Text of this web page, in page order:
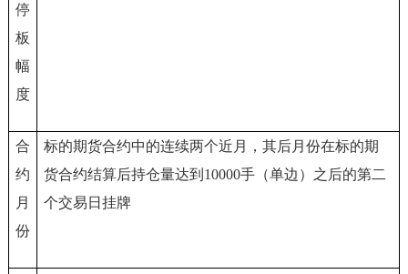
停
板
幅
度
合
约
月
份
标的期货合约中的连续两个近月，其后月份在标的期
货合约结算后持仓量达到10000手（单边）之后的第二
个交易日挂牌